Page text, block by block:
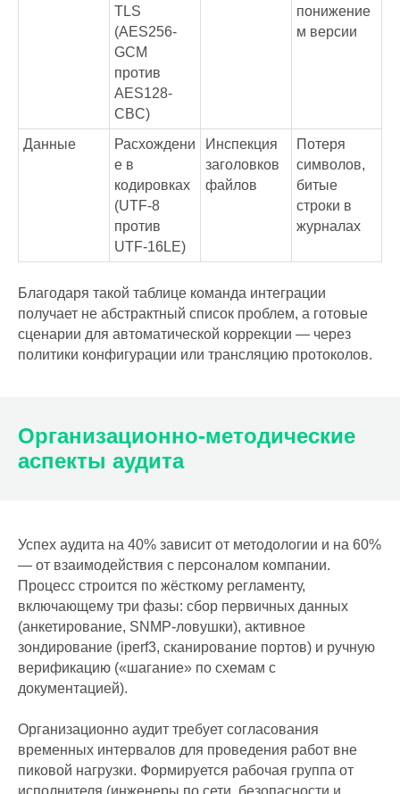
TLS
(AES256-
GCM
против
AES128-
CBC)
понижение
м версии
Данные
Расхождени
е в
кодировках
(UTF-8
против
UTF-16LE)
Инспекция
заголовков
файлов
Потеря
символов,
битые
строки в
журналах
Благодаря такой таблице команда интеграции
получает не абстрактный список проблем, а готовые
сценарии для автоматической коррекции — через
политики конфигурации или трансляцию протоколов.
Организационно-методические
аспекты аудита
Успех аудита на 40% зависит от методологии и на 60%
— от взаимодействия с персоналом компании.
Процесс строится по жёсткому регламенту,
включающему три фазы: сбор первичных данных
(анкетирование, SNMP-ловушки), активное
зондирование (iperf3, сканирование портов) и ручную
верификацию («шагание» по схемам с
документацией).
Организационно аудит требует согласования
временных интервалов для проведения работ вне
пиковой нагрузки. Формируется рабочая группа от